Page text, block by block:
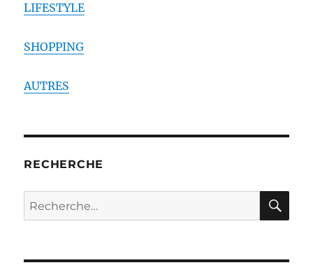
LIFESTYLE
SHOPPING
AUTRES
RECHERCHE
Recherche
pour :